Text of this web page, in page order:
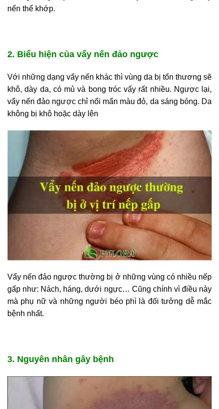
nến thể khớp.
2. Biểu hiện của vẩy nến đảo ngược
Với những dạng vẩy nến khác thì vùng da bị tổn thương sẽ
khô, dày da, có mủ và bong tróc vẩy rất nhiều. Ngược lại,
vẩy nến đảo ngược chỉ nổi mẩn màu đỏ, da sáng bóng. Da
không bị khô hoặc dày lên
Vẩy nến đảo ngược thường bị ở những vùng có nhiều nếp
gấp như: Nách, háng, dưới ngực… Cũng chính vì điều này
mà phụ nữ và những người béo phì là đối tưởng dễ mắc
bệnh nhất.
3. Nguyên nhân gây bệnh